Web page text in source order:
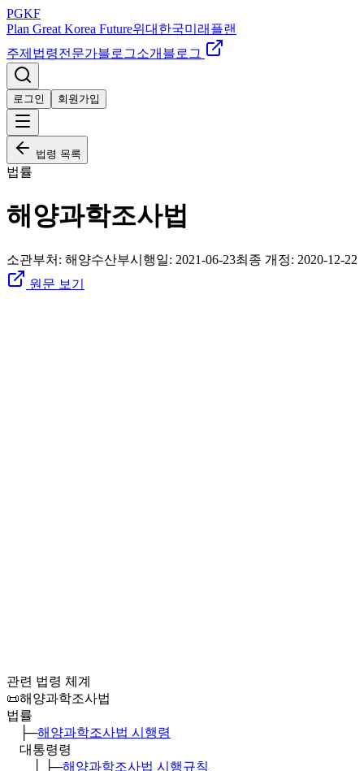
PGKF
Plan Great Korea Future위대한국미래플랜
주제 법령전문가블로그소개 블로그
로그인 회원가입
법령 목록
법률
해양과학조사법
소관부처: 해양수산부시행일: 2021-06-23최종 개정: 2020-12-22
원문 보기
관련 법령 체계
📜해양과학조사법
법률
├─해양과학조사법 시행령
대통령령
│ ├─해양과학조사법 시행규칙